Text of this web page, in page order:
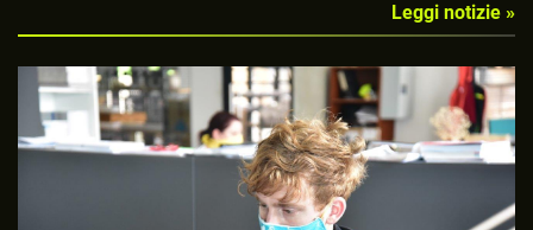
Leggi notizie »